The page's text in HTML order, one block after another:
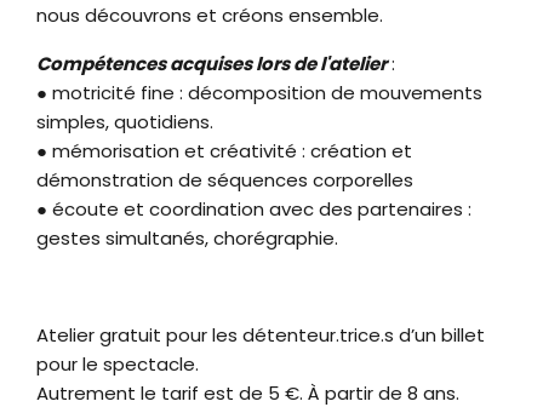
nous découvrons et créons ensemble.
Compétences acquises lors de l'atelier:
● motricité fine : décomposition de mouvements
simples, quotidiens.
● mémorisation et créativité : création et
démonstration de séquences corporelles
● écoute et coordination avec des partenaires :
gestes simultanés, chorégraphie.
Atelier gratuit pour les détenteur.trice.s d’un billet
pour le spectacle.
Autrement le tarif est de 5 €. À partir de 8 ans.